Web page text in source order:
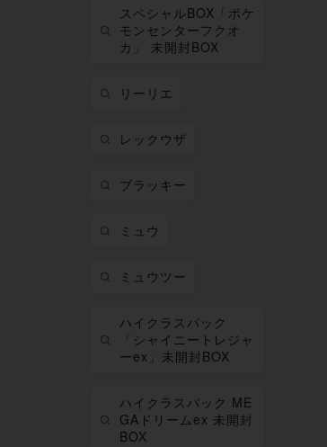
スペシャルBOX「ポケ
モンセンターフクオ
カ」 未開封BOX
リーリエ
レックウザ
ブラッキー
ミュウ
ミュウツー
ハイクラスパック
「シャイニートレジャ
ーex」未開封BOX
ハイクラスパック ME
GAドリームex 未開封
BOX